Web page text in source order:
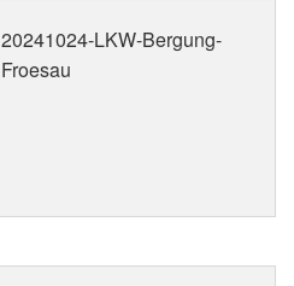
20241024-LKW-Bergung-
Froesau